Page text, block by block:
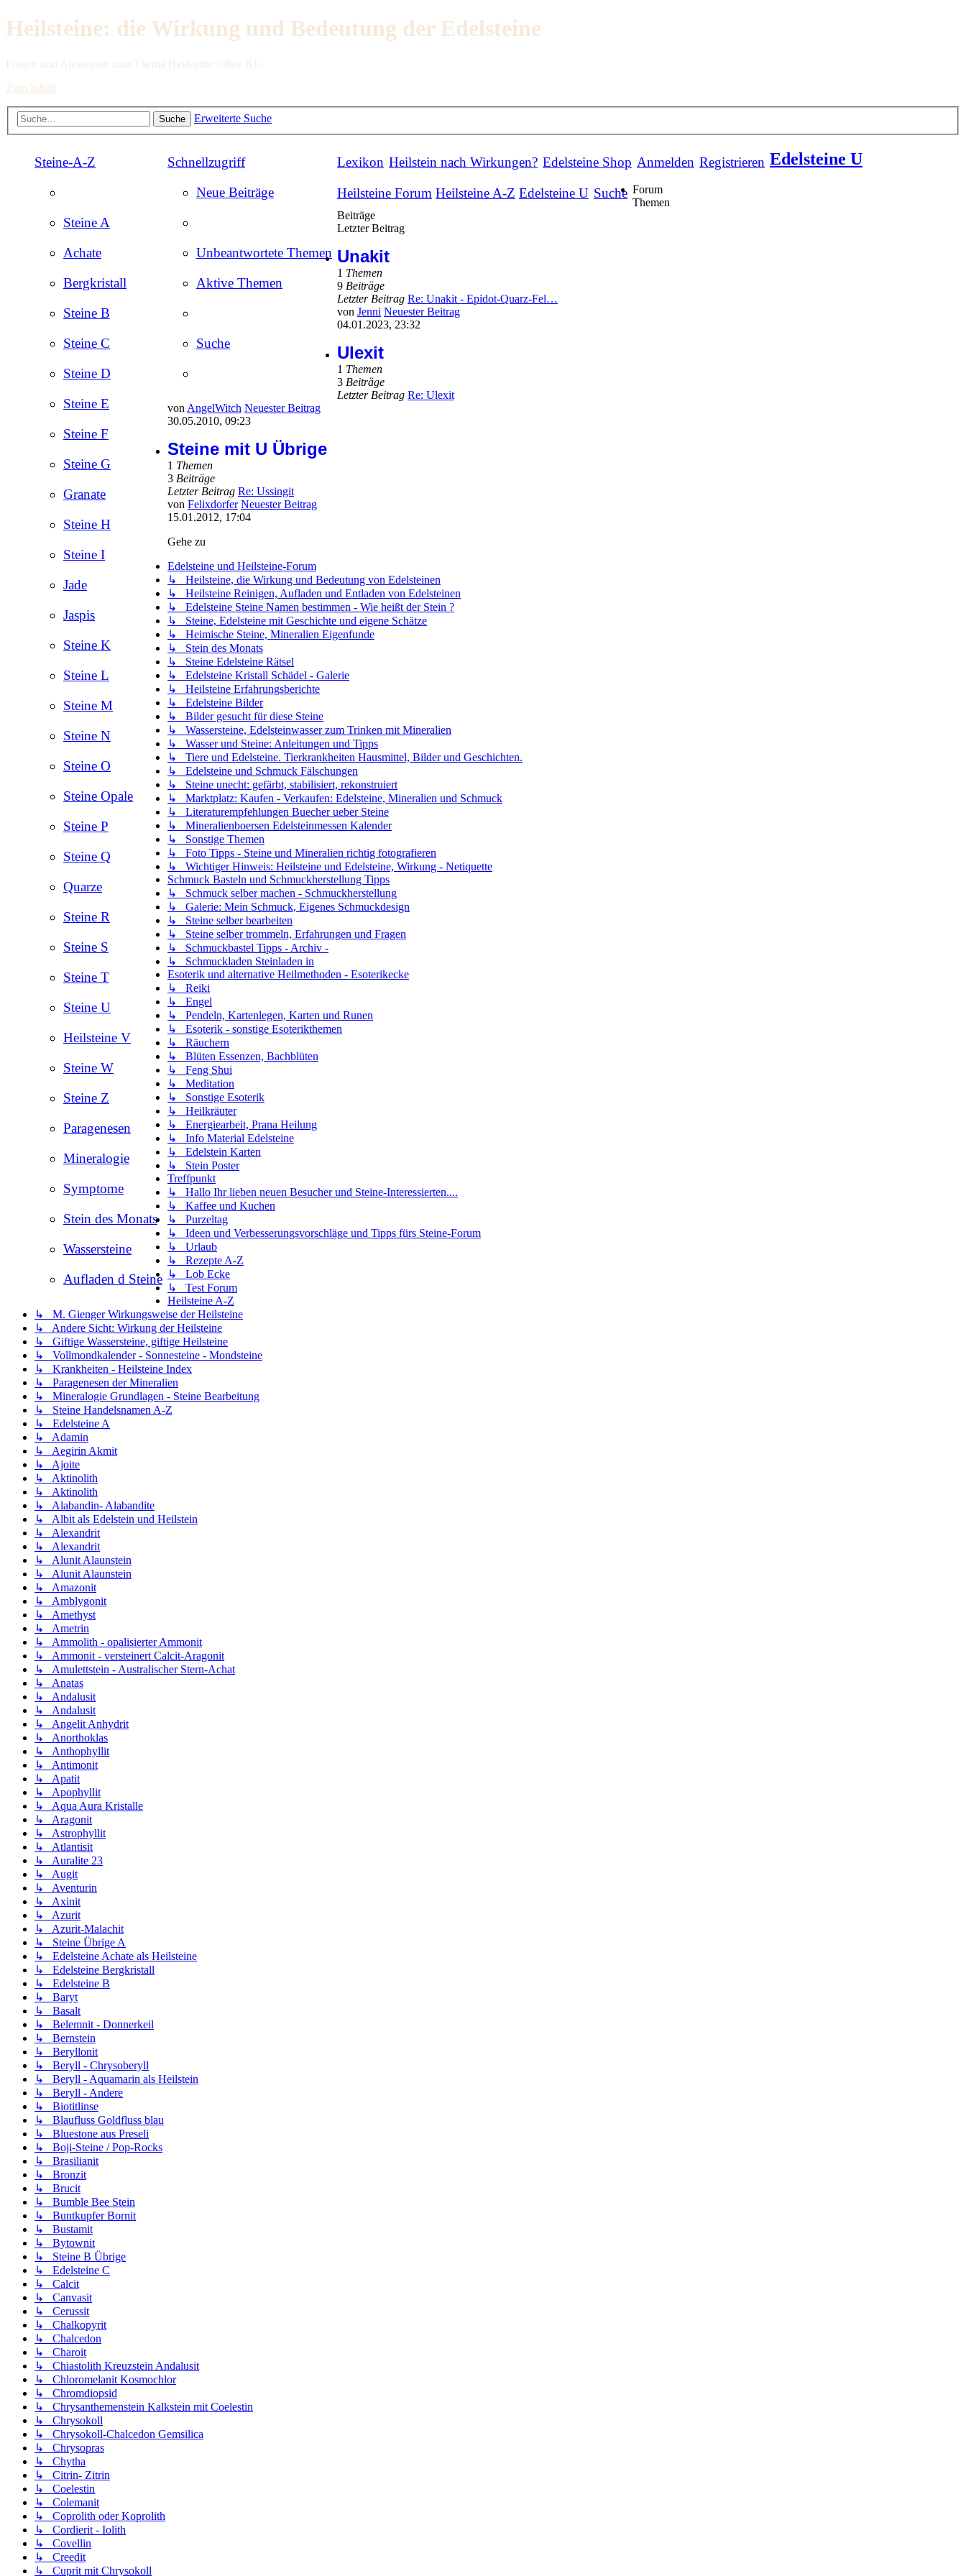
Heilsteine: die Wirkung und Bedeutung der Edelsteine
Fragen und Antworten zum Thema Heilsteine -ohne KI-
Zum Inhalt
Suche Erweiterte Suche
Steine-A-Z
Steine A
Achate
Bergkristall
Steine B
Steine C
Steine D
Steine E
Steine F
Steine G
Granate
Steine H
Steine I
Jade
Jaspis
Steine K
Steine L
Steine M
Steine N
Steine O
Steine Opale
Steine P
Steine Q
Quarze
Steine R
Steine S
Steine T
Steine U
Heilsteine V
Steine W
Steine Z
Paragenesen
Mineralogie
Symptome
Stein des Monats
Wassersteine
Aufladen d Steine
Schnellzugriff
Neue Beiträge
Unbeantwortete Themen
Aktive Themen
Suche
Lexikon Heilstein nach Wirkungen? Edelsteine Shop Anmelden Registrieren
Heilsteine Forum Heilsteine A-Z Edelsteine U Suche
Edelsteine U
Forum
Themen
Beiträge
Letzter Beitrag
Unakit
1 Themen
9 Beiträge
Letzter Beitrag Re: Unakit - Epidot-Quarz-Fel…
von Jenni Neuester Beitrag
04.01.2023, 23:32
Ulexit
1 Themen
3 Beiträge
Letzter Beitrag Re: Ulexit
von AngelWitch Neuester Beitrag
30.05.2010, 09:23
Steine mit U Übrige
1 Themen
3 Beiträge
Letzter Beitrag Re: Ussingit
von Felixdorfer Neuester Beitrag
15.01.2012, 17:04
Gehe zu
Edelsteine und Heilsteine-Forum
↳ Heilsteine, die Wirkung und Bedeutung von Edelsteinen
↳ Heilsteine Reinigen, Aufladen und Entladen von Edelsteinen
↳ Edelsteine Steine Namen bestimmen - Wie heißt der Stein ?
↳ Steine, Edelsteine mit Geschichte und eigene Schätze
↳ Heimische Steine, Mineralien Eigenfunde
↳ Stein des Monats
↳ Steine Edelsteine Rätsel
↳ Edelsteine Kristall Schädel - Galerie
↳ Heilsteine Erfahrungsberichte
↳ Edelsteine Bilder
↳ Bilder gesucht für diese Steine
↳ Wassersteine, Edelsteinwasser zum Trinken mit Mineralien
↳ Wasser und Steine: Anleitungen und Tipps
↳ Tiere und Edelsteine. Tierkrankheiten Hausmittel, Bilder und Geschichten.
↳ Edelsteine und Schmuck Fälschungen
↳ Steine unecht: gefärbt, stabilisiert, rekonstruiert
↳ Marktplatz: Kaufen - Verkaufen: Edelsteine, Mineralien und Schmuck
↳ Literaturempfehlungen Buecher ueber Steine
↳ Mineralienboersen Edelsteinmessen Kalender
↳ Sonstige Themen
↳ Foto Tipps - Steine und Mineralien richtig fotografieren
↳ Wichtiger Hinweis: Heilsteine und Edelsteine, Wirkung - Netiquette
Schmuck Basteln und Schmuckherstellung Tipps
↳ Schmuck selber machen - Schmuckherstellung
↳ Galerie: Mein Schmuck, Eigenes Schmuckdesign
↳ Steine selber bearbeiten
↳ Steine selber trommeln, Erfahrungen und Fragen
↳ Schmuckbastel Tipps - Archiv -
↳ Schmuckladen Steinladen in
Esoterik und alternative Heilmethoden - Esoterikecke
↳ Reiki
↳ Engel
↳ Pendeln, Kartenlegen, Karten und Runen
↳ Esoterik - sonstige Esoterikthemen
↳ Räuchern
↳ Blüten Essenzen, Bachblüten
↳ Feng Shui
↳ Meditation
↳ Sonstige Esoterik
↳ Heilkräuter
↳ Energiearbeit, Prana Heilung
↳ Info Material Edelsteine
↳ Edelstein Karten
↳ Stein Poster
Treffpunkt
↳ Hallo Ihr lieben neuen Besucher und Steine-Interessierten....
↳ Kaffee und Kuchen
↳ Purzeltag
↳ Ideen und Verbesserungsvorschläge und Tipps fürs Steine-Forum
↳ Urlaub
↳ Rezepte A-Z
↳ Lob Ecke
↳ Test Forum
Heilsteine A-Z
↳ M. Gienger Wirkungsweise der Heilsteine
↳ Andere Sicht: Wirkung der Heilsteine
↳ Giftige Wassersteine, giftige Heilsteine
↳ Vollmondkalender - Sonnesteine - Mondsteine
↳ Krankheiten - Heilsteine Index
↳ Paragenesen der Mineralien
↳ Mineralogie Grundlagen - Steine Bearbeitung
↳ Steine Handelsnamen A-Z
↳ Edelsteine A
↳ Adamin
↳ Aegirin Akmit
↳ Ajoite
↳ Aktinolith
↳ Aktinolith
↳ Alabandin- Alabandite
↳ Albit als Edelstein und Heilstein
↳ Alexandrit
↳ Alexandrit
↳ Alunit Alaunstein
↳ Alunit Alaunstein
↳ Amazonit
↳ Amblygonit
↳ Amethyst
↳ Ametrin
↳ Ammolith - opalisierter Ammonit
↳ Ammonit - versteinert Calcit-Aragonit
↳ Amulettstein - Australischer Stern-Achat
↳ Anatas
↳ Andalusit
↳ Andalusit
↳ Angelit Anhydrit
↳ Anorthoklas
↳ Anthophyllit
↳ Antimonit
↳ Apatit
↳ Apophyllit
↳ Aqua Aura Kristalle
↳ Aragonit
↳ Astrophyllit
↳ Atlantisit
↳ Auralite 23
↳ Augit
↳ Aventurin
↳ Axinit
↳ Azurit
↳ Azurit-Malachit
↳ Steine Übrige A
↳ Edelsteine Achate als Heilsteine
↳ Edelsteine Bergkristall
↳ Edelsteine B
↳ Baryt
↳ Basalt
↳ Belemnit - Donnerkeil
↳ Bernstein
↳ Beryllonit
↳ Beryll - Chrysoberyll
↳ Beryll - Aquamarin als Heilstein
↳ Beryll - Andere
↳ Biotitlinse
↳ Blaufluss Goldfluss blau
↳ Bluestone aus Preseli
↳ Boji-Steine / Pop-Rocks
↳ Brasilianit
↳ Bronzit
↳ Brucit
↳ Bumble Bee Stein
↳ Buntkupfer Bornit
↳ Bustamit
↳ Bytownit
↳ Steine B Übrige
↳ Edelsteine C
↳ Calcit
↳ Canvasit
↳ Cerussit
↳ Chalkopyrit
↳ Chalcedon
↳ Charoit
↳ Chiastolith Kreuzstein Andalusit
↳ Chloromelanit Kosmochlor
↳ Chromdiopsid
↳ Chrysanthemenstein Kalkstein mit Coelestin
↳ Chrysokoll
↳ Chrysokoll-Chalcedon Gemsilica
↳ Chrysopras
↳ Chytha
↳ Citrin- Zitrin
↳ Coelestin
↳ Colemanit
↳ Coprolith oder Koprolith
↳ Cordierit - Iolith
↳ Covellin
↳ Creedit
↳ Cuprit mit Chrysokoll